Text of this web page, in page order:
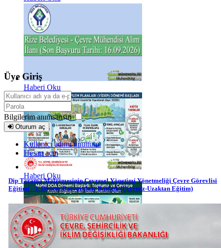
Haberi Oku
Haberi Oku
Üye Giriş
Bilgilerim anımsansın
Oturum aç
Kullanıcı adımı unuttum.
Hesap açın
Dip Tarama Malzemesinin Çevresel Yönetimi Yönetmeliği Çevre Görevlisi
Eğitimi - 3. Dönem Başvuruları Başladı.(Ücretsiz-Uzaktan Eğitim)